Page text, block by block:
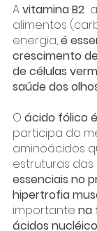
A vitamina B2
alimentos
energia, é
crescimento
de células
saúde dos
O ácido fólico
participa do
aminoácidos
estruturas
essenciais no
hipertrofia
importante na
ácidos